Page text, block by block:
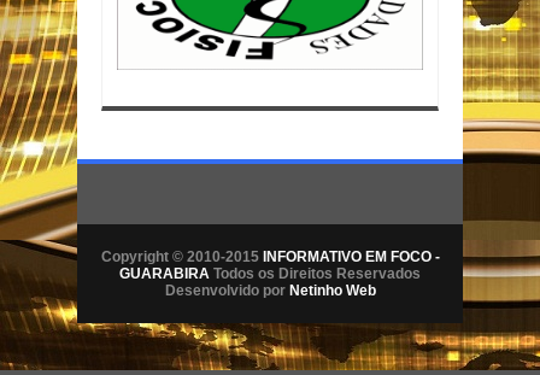
Copyright © 2010-2015 INFORMATIVO EM FOCO -
GUARABIRA Todos os Direitos Reservados
Desenvolvido por Netinho Web